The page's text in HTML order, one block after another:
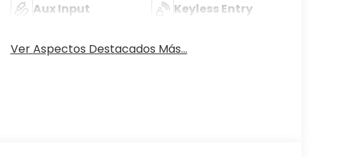
Aux Input Keyless Entry
Ver Aspectos Destacados Más...